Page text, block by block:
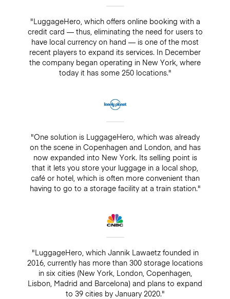
"LuggageHero, which offers online booking with a
credit card — thus, eliminating the need for users to
have local currency on hand — is one of the most
recent players to expand its services. In December
the company began operating in New York, where
today it has some 250 locations."
"One solution is LuggageHero, which was already
on the scene in Copenhagen and London, and has
now expanded into New York. Its selling point is
that it lets you store your luggage in a local shop,
café or hotel, which is often more convenient than
having to go to a storage facility at a train station."
"LuggageHero, which Jannik Lawaetz founded in
2016, currently has more than 300 storage locations
in six cities (New York, London, Copenhagen,
Lisbon, Madrid and Barcelona) and plans to expand
to 39 cities by January 2020."